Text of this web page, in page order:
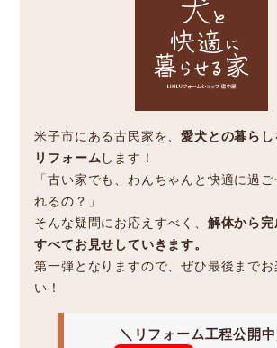
米子市にある古民家を、愛犬との暮ら
リフォーム します！
「古い家でも、わんちゃんと快適に過ご
れるの？」
そんな疑問にお応えすべく、 解体から
すべてお見せしていきます。
第一弾となりますので、ぜひ最後までお
い！
＼リフォーム工程公開